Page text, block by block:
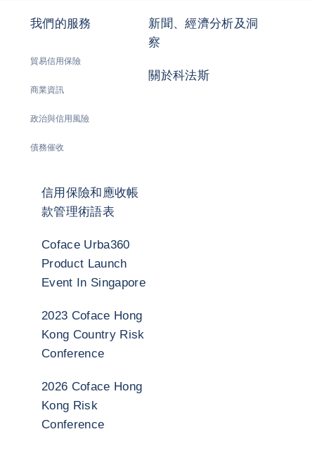
我們的服務
貿易信用保險
商業資訊
政治與信用風險
債務催收
新聞、經濟分析及洞
察
關於科法斯
信用保險和應收帳
款管理術語表
Coface Urba360
Product Launch
Event In Singapore
2023 Coface Hong
Kong Country Risk
Conference
2026 Coface Hong
Kong Risk
Conference